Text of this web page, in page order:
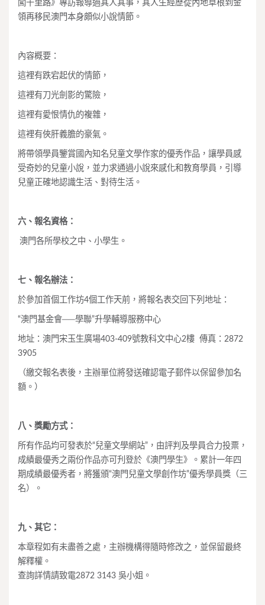
闖千里路》專訪報導過其人其事，其人生經歷從內地草根到金
領再移民澳門本身頗似小說情節。
內容概要：
這裡有跌宕起伏的情節，
這裡有刀光劍影的驚險，
這裡有愛恨情仇的複雜，
這裡有俠肝義膽的豪氣。
將帶領學員鑒賞國內知名兒童文學作家的優秀作品，讓學員感
受奇妙的兒童小說，並力求通過小說來感化和教育學員，引導
兒童正確地認識生活、對待生活。
六、 報名資格：
澳門各所學校之中、小學生。
七、 報名辦法：
於參加首個工作坊4個工作天前，將報名表交回下列地址：
“澳門基金會──學聯”升學輔導服務中心
地址：澳門宋玉生廣場403-409號教科文中心2樓 傳真：2872
3905
（繳交報名表後，主辦單位將發送確認電子郵件以保留參加名
額。）
八、 獎勵方式：
所有作品均可發表於“兒童文學網站”，由評判及學員合力投票，
成績最優秀之兩份作品亦可刋登於《澳門學生》。累計一年四
期成績最優秀者，將獲頒“澳門兒童文學創作坊”優秀學員獎（三
名）。
九、 其它：
本章程如有未盡善之處，主辦機構得隨時修改之，並保留最終
解釋權。
查詢詳情請致電2872 3143 吳小姐。